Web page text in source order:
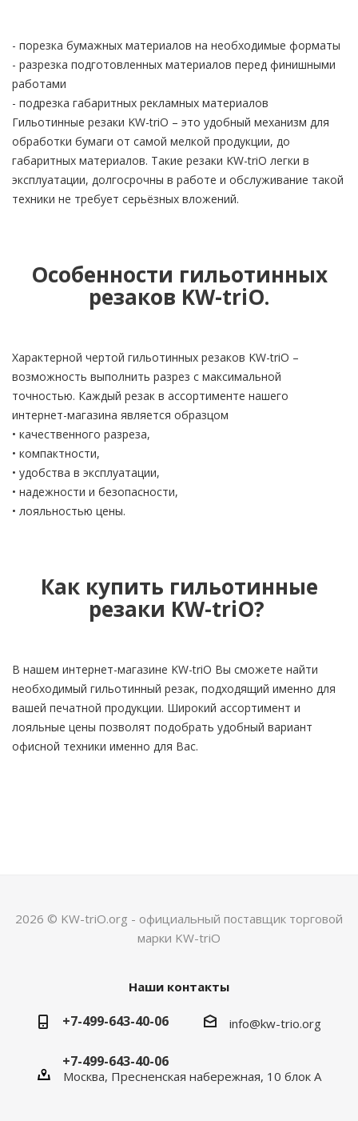
- порезка бумажных материалов на необходимые форматы
- разрезка подготовленных материалов перед финишными
работами
- подрезка габаритных рекламных материалов
Гильотинные резаки KW-triO – это удобный механизм для
обработки бумаги от самой мелкой продукции, до
габаритных материалов. Такие резаки KW-triO легки в
эксплуатации, долгосрочны в работе и обслуживание такой
техники не требует серьёзных вложений.
Особенности гильотинных
резаков KW-triO.
Характерной чертой гильотинных резаков KW-triO –
возможность выполнить разрез с максимальной
точностью. Каждый резак в ассортименте нашего
интернет-магазина является образцом
• качественного разреза,
• компактности,
• удобства в эксплуатации,
• надежности и безопасности,
• лояльностью цены.
Как купить гильотинные
резаки KW-triO?
В нашем интернет-магазине KW-triO Вы сможете найти
необходимый гильотинный резак, подходящий именно для
вашей печатной продукции. Широкий ассортимент и
лояльные цены позволят подобрать удобный вариант
офисной техники именно для Вас.
2026 © KW-triO.org - официальный поставщик торговой
марки KW-triO
Наши контакты
+7-499-643-40-06
+7-499-643-40-06
info@kw-trio.org
Москва, Пресненская набережная, 10 блок А